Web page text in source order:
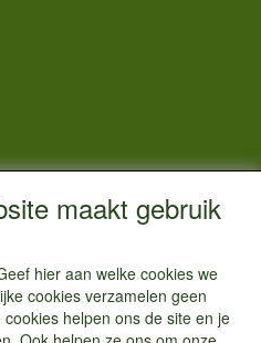
maakt gebruik
hier aan welke cookies we
cookies verzamelen geen
helpen ons de site en je